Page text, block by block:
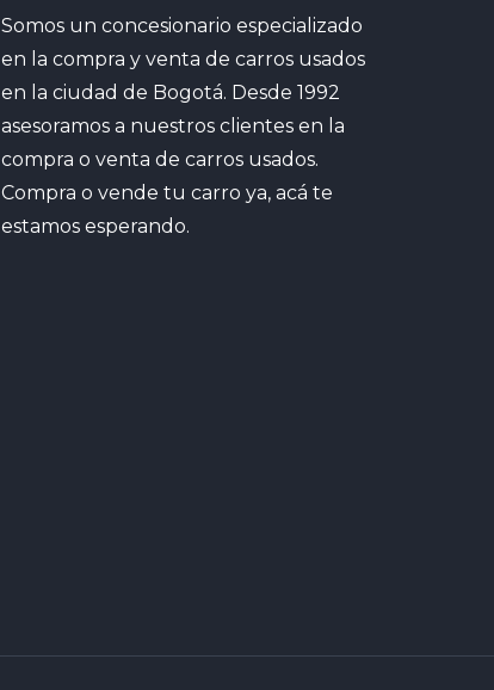
Somos un concesionario especializado
en la compra y venta de carros usados
en la ciudad de Bogotá. Desde 1992
asesoramos a nuestros clientes en la
compra o venta de carros usados.
Compra o vende tu carro ya, acá te
estamos esperando.